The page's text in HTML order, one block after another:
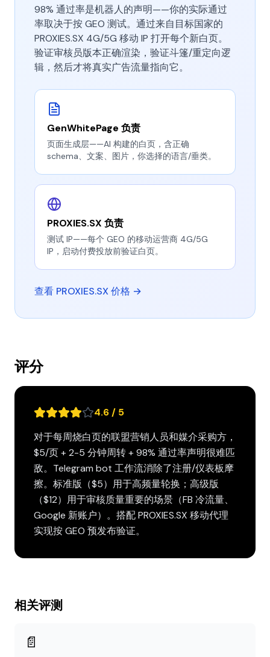
98% 通过率是机器人的声明——你的实际通过
率取决于按 GEO 测试。通过来自目标国家的
PROXIES.SX 4G/5G 移动 IP 打开每个新白页。
验证审核员版本正确渲染，验证斗篷/重定向逻
辑，然后才将真实广告流量指向它。
GenWhitePage 负责
页面生成层——AI 构建的白页，含正确
schema、文案、图片，你选择的语言/垂类。
PROXIES.SX 负责
测试 IP——每个 GEO 的移动运营商 4G/5G
IP，启动付费投放前验证白页。
查看 PROXIES.SX 价格 →
评分
4.6 / 5
对于每周烧白页的联盟营销人员和媒介采购方，
$5/页 + 2-5 分钟周转 + 98% 通过率声明很难匹
敌。Telegram bot 工作流消除了注册/仪表板摩
擦。标准版（$5）用于高频量轮换；高级版
（$12）用于审核质量重要的场景（FB 冷流量、
Google 新账户）。搭配 PROXIES.SX 移动代理
实现按 GEO 预发布验证。
相关评测
📄